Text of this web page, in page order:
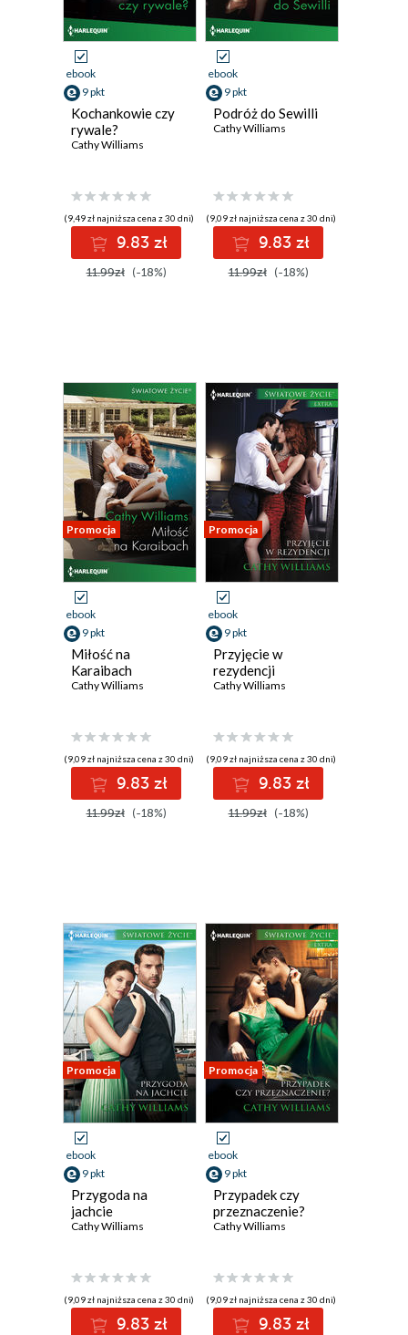
ebook
9 pkt
Kochankowie czy
rywale?
Cathy Williams
(9,49 zł najniższa cena z 30 dni)
9.83 zł
11.99zł (-18%)
ebook
9 pkt
Podróż do Sewilli
Cathy Williams
(9,09 zł najniższa cena z 30 dni)
9.83 zł
11.99zł (-18%)
Promocja
ebook
9 pkt
Miłość na
Karaibach
Cathy Williams
(9,09 zł najniższa cena z 30 dni)
9.83 zł
11.99zł (-18%)
Promocja
ebook
9 pkt
Przyjęcie w
rezydencji
Cathy Williams
(9,09 zł najniższa cena z 30 dni)
9.83 zł
11.99zł (-18%)
Promocja
ebook
9 pkt
Przygoda na
jachcie
Cathy Williams
(9,09 zł najniższa cena z 30 dni)
9.83 zł
Promocja
ebook
9 pkt
Przypadek czy
przeznaczenie?
Cathy Williams
(9,09 zł najniższa cena z 30 dni)
9.83 zł